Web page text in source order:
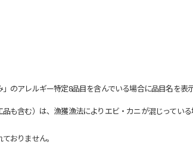
のアレルギー特定8品目を含んでいる場合に品目名を表示
含む）は、漁獲漁法によりエビ・カニが混じってい
おりません。